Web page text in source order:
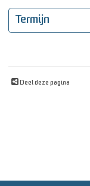
Termijn
Deel deze pagina